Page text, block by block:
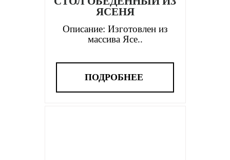
ЯСЕНЯ
Описание: Изготовлен из
массива Ясе..
ПОДРОБНЕЕ